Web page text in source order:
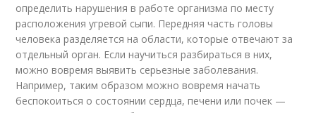
определить нарушения в работе организма по месту
расположения угревой сыпи. Передняя часть головы
человека разделяется на области, которые отвечают за
отдельный орган. Если научиться разбираться в них,
можно вовремя выявить серьезные заболевания.
Например, таким образом можно вовремя начать
беспокоиться о состоянии сердца, печени или почек —